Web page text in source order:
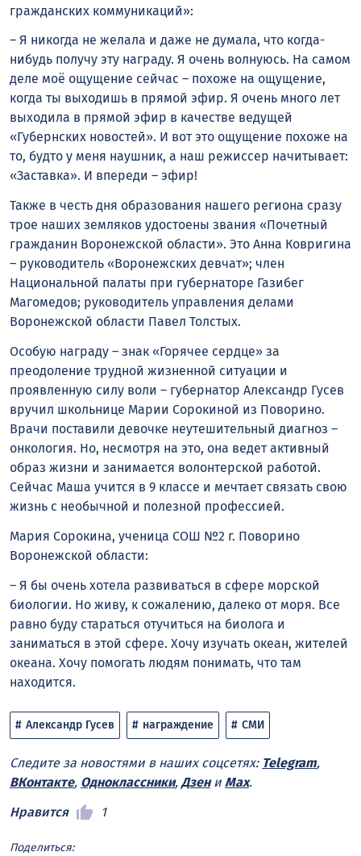
гражданских коммуникаций»:
– Я никогда не желала и даже не думала, что когда-
нибудь получу эту награду. Я очень волнуюсь. На самом
деле моё ощущение сейчас – похоже на ощущение,
когда ты выходишь в прямой эфир. Я очень много лет
выходила в прямой эфир в качестве ведущей
«Губернских новостей». И вот это ощущение похоже на
то, будто у меня наушник, а наш режиссер начитывает:
«Заставка». И впереди – эфир!
Также в честь дня образования нашего региона сразу
трое наших земляков удостоены звания «Почетный
гражданин Воронежской области». Это Анна Ковригина
– руководитель «Воронежских девчат»; член
Национальной палаты при губернаторе Газибег
Магомедов; руководитель управления делами
Воронежской области Павел Толстых.
Особую награду – знак «Горячее сердце» за
преодоление трудной жизненной ситуации и
проявленную силу воли – губернатор Александр Гусев
вручил школьнице Марии Сорокиной из Поворино.
Врачи поставили девочке неутешительный диагноз –
онкология. Но, несмотря на это, она ведет активный
образ жизни и занимается волонтерской работой.
Сейчас Маша учится в 9 классе и мечтает связать свою
жизнь с необычной и полезной профессией.
Мария Сорокина, ученица СОШ №2 г. Поворино
Воронежской области:
– Я бы очень хотела развиваться в сфере морской
биологии. Но живу, к сожалению, далеко от моря. Все
равно буду стараться отучиться на биолога и
заниматься в этой сфере. Хочу изучать океан, жителей
океана. Хочу помогать людям понимать, что там
находится.
Александр Гусев награждение СМИ
Следите за новостями в наших соцсетях: Telegram,
ВКонтакте, Одноклассники, Дзени Max.
Нравится
1
Поделиться: